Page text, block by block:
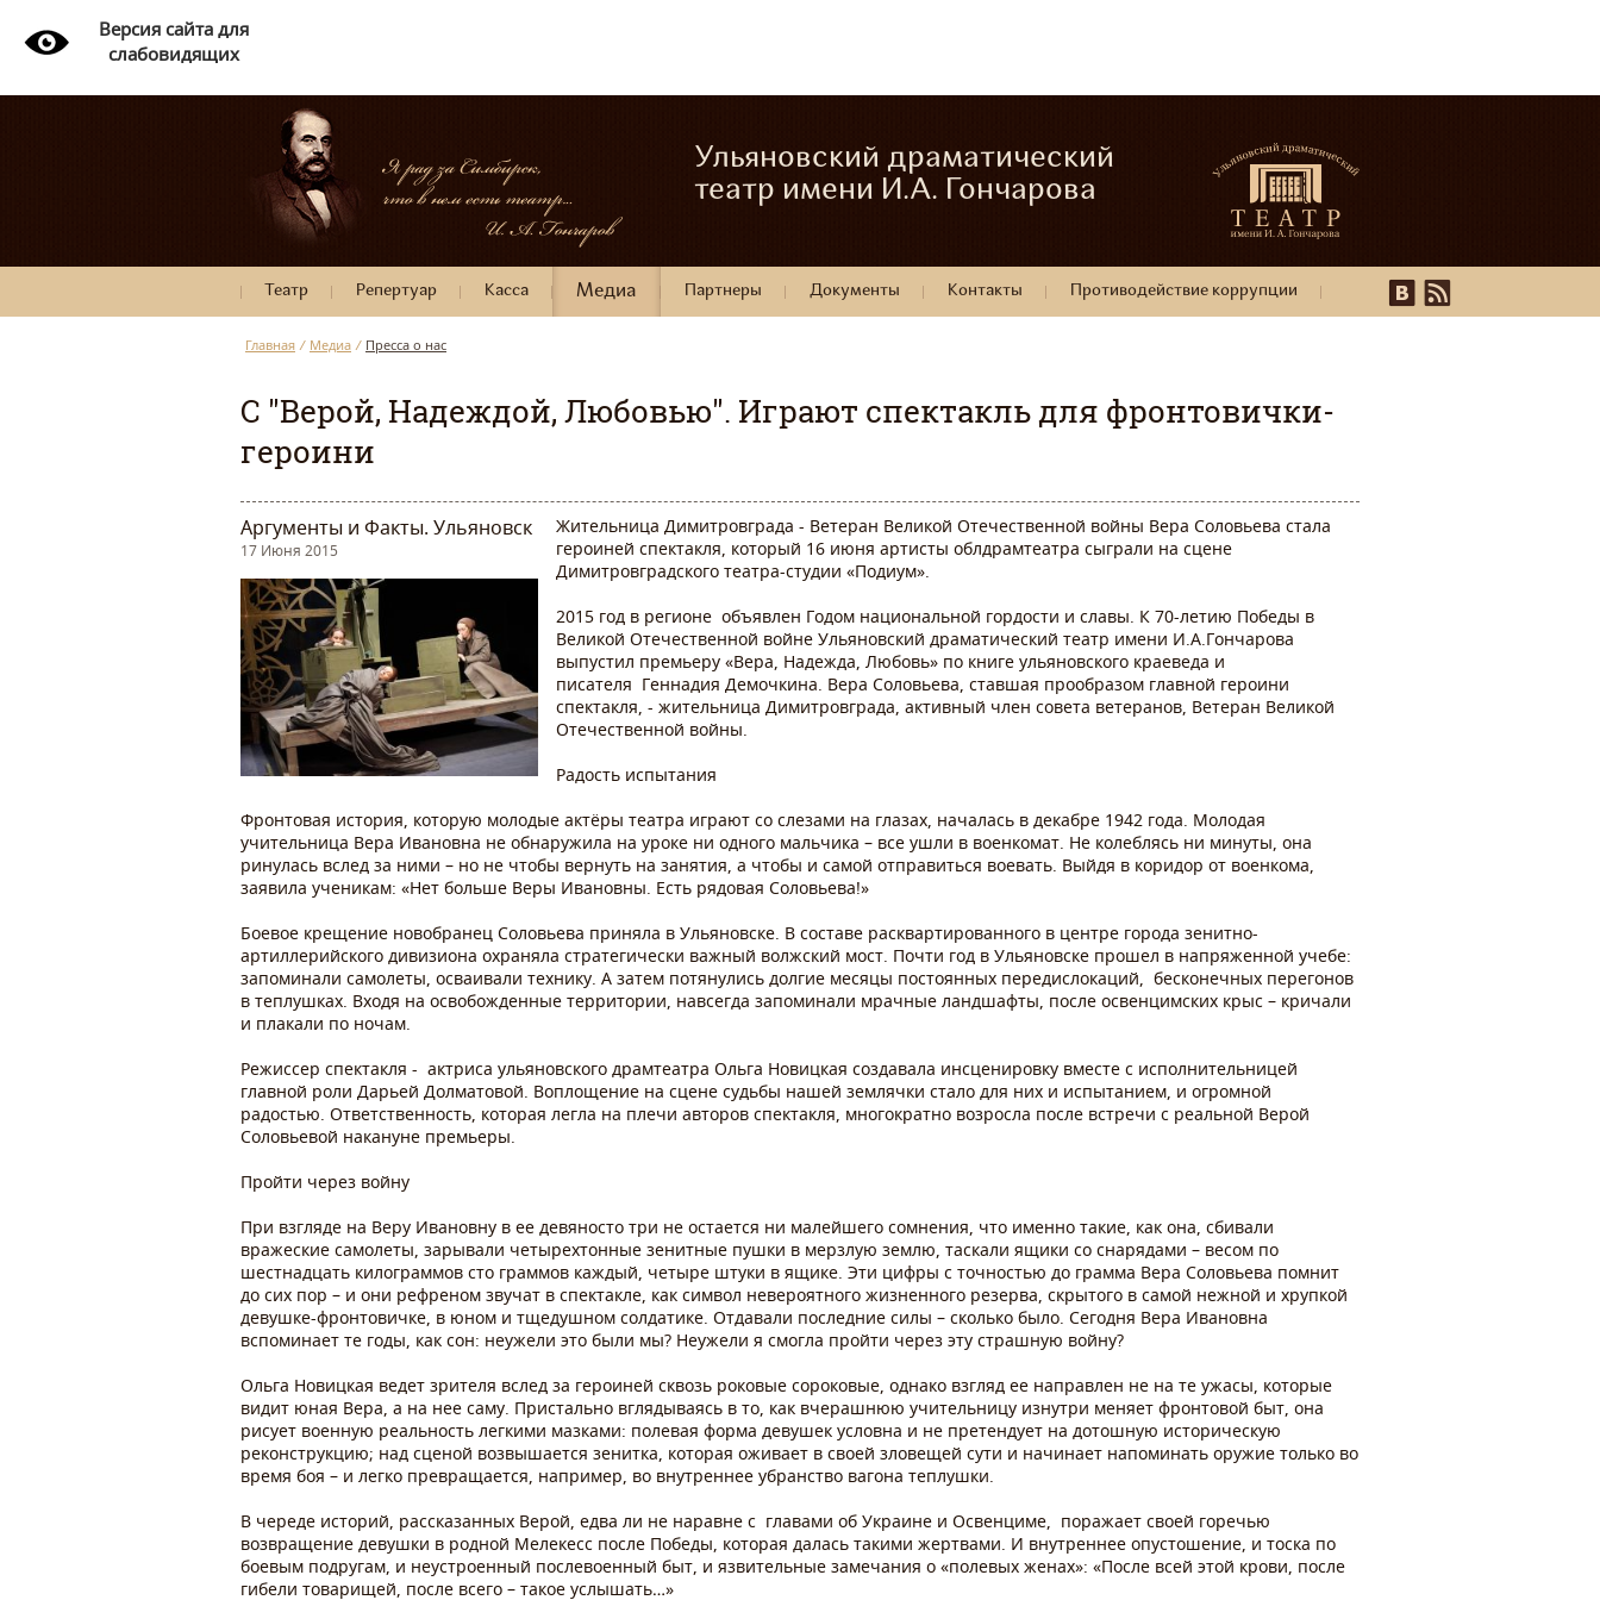
Версия сайта для
слабовидящих
Ульяновский драматический
театр имени И.А. Гончарова
Театр Репертуар Касса Медиа Партнеры Документы Контакты Противодействие коррупции
Главная / Медиа / Пресса о нас
С "Верой, Надеждой, Любовью". Играют спектакль для фронтовички-
героини
Аргументы и Факты. Ульяновск
17 Июня 2015
Жительница Димитровграда - Ветеран Великой Отечественной войны Вера Соловьева стала
героиней спектакля, который 16 июня артисты облдрамтеатра сыграли на сцене
Димитровградского театра-студии «Подиум».
2015 год в регионе объявлен Годом национальной гордости и славы. К 70-летию Победы в
Великой Отечественной войне Ульяновский драматический театр имени И.А.Гончарова
выпустил премьеру «Вера, Надежда, Любовь» по книге ульяновского краеведа и
писателя Геннадия Демочкина. Вера Соловьева, ставшая прообразом главной героини
спектакля, - жительница Димитровграда, активный член совета ветеранов, Ветеран Великой
Отечественной войны.
Радость испытания
Фронтовая история, которую молодые актёры театра играют со слезами на глазах, началась в декабре 1942 года. Молодая
учительница Вера Ивановна не обнаружила на уроке ни одного мальчика – все ушли в военкомат. Не колеблясь ни минуты, она
ринулась вслед за ними – но не чтобы вернуть на занятия, а чтобы и самой отправиться воевать. Выйдя в коридор от военкома,
заявила ученикам: «Нет больше Веры Ивановны. Есть рядовая Соловьева!»
Боевое крещение новобранец Соловьева приняла в Ульяновске. В составе расквартированного в центре города зенитно-
артиллерийского дивизиона охраняла стратегически важный волжский мост. Почти год в Ульяновске прошел в напряженной учебе:
запоминали самолеты, осваивали технику. А затем потянулись долгие месяцы постоянных передислокаций, бесконечных перегонов
в теплушках. Входя на освобожденные территории, навсегда запоминали мрачные ландшафты, после освенцимских крыс – кричали
и плакали по ночам.
Режиссер спектакля - актриса ульяновского драмтеатра Ольга Новицкая создавала инсценировку вместе с исполнительницей
главной роли Дарьей Долматовой. Воплощение на сцене судьбы нашей землячки стало для них и испытанием, и огромной
радостью. Ответственность, которая легла на плечи авторов спектакля, многократно возросла после встречи с реальной Верой
Соловьевой накануне премьеры.
Пройти через войну
При взгляде на Веру Ивановну в ее девяносто три не остается ни малейшего сомнения, что именно такие, как она, сбивали
вражеские самолеты, зарывали четырехтонные зенитные пушки в мерзлую землю, таскали ящики со снарядами – весом по
шестнадцать килограммов сто граммов каждый, четыре штуки в ящике. Эти цифры с точностью до грамма Вера Соловьева помнит
до сих пор – и они рефреном звучат в спектакле, как символ невероятного жизненного резерва, скрытого в самой нежной и хрупкой
девушке-фронтовичке, в юном и тщедушном солдатике. Отдавали последние силы – сколько было. Сегодня Вера Ивановна
вспоминает те годы, как сон: неужели это были мы? Неужели я смогла пройти через эту страшную войну?
Ольга Новицкая ведет зрителя вслед за героиней сквозь роковые сороковые, однако взгляд ее направлен не на те ужасы, которые
видит юная Вера, а на нее саму. Пристально вглядываясь в то, как вчерашнюю учительницу изнутри меняет фронтовой быт, она
рисует военную реальность легкими мазками: полевая форма девушек условна и не претендует на дотошную историческую
реконструкцию; над сценой возвышается зенитка, которая оживает в своей зловещей сути и начинает напоминать оружие только во
время боя – и легко превращается, например, во внутреннее убранство вагона теплушки.
В череде историй, рассказанных Верой, едва ли не наравне с главами об Украине и Освенциме, поражает своей горечью
возвращение девушки в родной Мелекесс после Победы, которая далась такими жертвами. И внутреннее опустошение, и тоска по
боевым подругам, и неустроенный послевоенный быт, и язвительные замечания о «полевых женах»: «После всей этой крови, после
гибели товарищей, после всего – такое услышать…»